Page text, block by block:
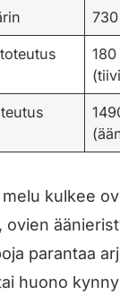
kulkee
ovien
parantaa
huono